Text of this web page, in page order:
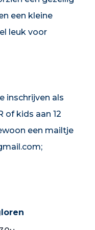
een kleine
leuk voor
inschrijven als
of kids aan 12
een mailtje